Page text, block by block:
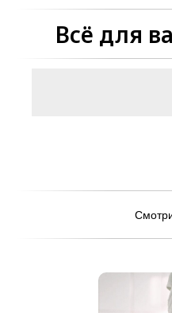
Всё для